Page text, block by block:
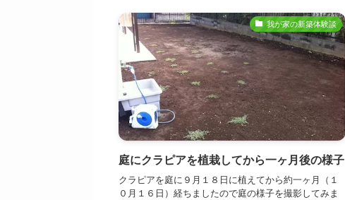
我が家の新築体験談
庭にクラピアを植栽してから一ヶ月後の様子
クラピアを庭に９月１８日に植えてから約一ヶ月（１
０月１６日）経ちましたので庭の様子を撮影してみま